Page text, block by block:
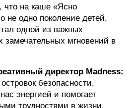
что на каше «Ясно
не одно поколение детей,
одной из важных
замечательных мгновений в
директор Madness:
безопасности,
энергией и помогает
трудностями в жизни.